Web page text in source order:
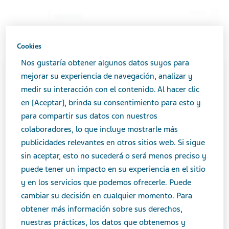
La comunicación referente a productos medicinales
de expendio bajo receta como así los productos
medicinales de venta libre, se encuentra regulada
por el Ministerio de Salud Pública (MSP), con el fin
que los mensajes comunicacionales de dichos
productos brinden la información necesaria según
las características de cada uno.
ALENDRONATO TEVA 70 mg
x 4 comp
OSTEOARTICULAR
Área terapéutica
Osteoarticular
Cookies
Nos gustaría obtener algunos datos suyos para
mejorar su experiencia de navegación, analizar y
medir su interacción con el contenido. Al hacer clic
en [Aceptar], brinda su consentimiento para esto y
para compartir sus datos con nuestros
colaboradores, lo que incluye mostrarle más
publicidades relevantes en otros sitios web. Si sigue
sin aceptar, esto no sucederá o será menos preciso y
puede tener un impacto en su experiencia en el sitio
y en los servicios que podemos ofrecerle. Puede
cambiar su decisión en cualquier momento. Para
obtener más información sobre sus derechos,
nuestras prácticas, los datos que obtenemos y